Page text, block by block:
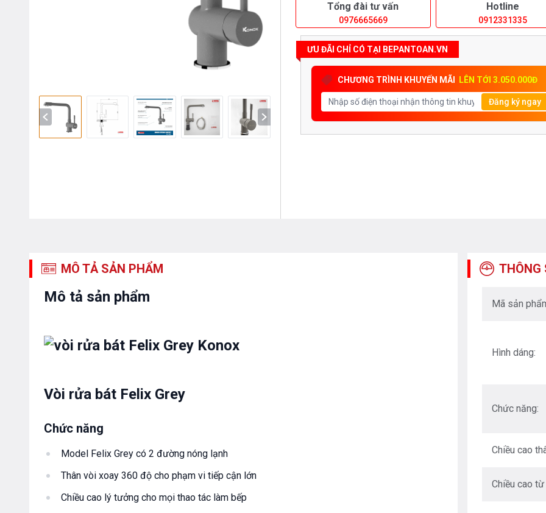
Tổng đài tư vấn
0976665669
Hotline
0912331335
ƯU ĐÃI CHỈ CÓ TẠI BEPANTOAN.VN
CHƯƠNG TRÌNH KHUYẾN MÃI LÊN TỚI 3.050.000Đ
Đăng ký ngay
MÔ TẢ SẢN PHẨM
Mô tả sản phẩm
Vòi rửa bát Felix Grey
Chức năng
Model Felix Grey có 2 đường nóng lạnh
Thân vòi xoay 360 độ cho phạm vi tiếp cận lớn
Chiều cao lý tưởng cho mọi thao tác làm bếp
THÔNG
Mã sản
Hình dáng:
Chức năng:
Chiều cao
Chiều cao